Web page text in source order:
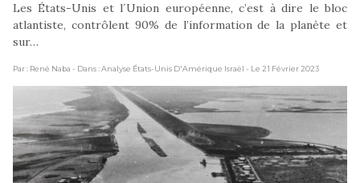
Les États-Unis et l´Union européenne, c’est à dire le bloc
atlantiste, contrôlent 90% de l’information de la planète et
sur…
Par : René Naba - Dans : Analyse États-Unis D'Amérique Israël - Le 21 Février 2023